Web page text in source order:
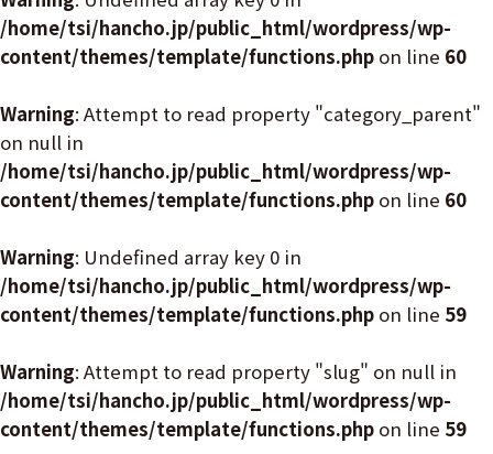
/home/tsi/hancho.jp/public_html/wordpress/wp-
content/themes/template/functions.php on line 60
Warning: Attempt to read property "category_parent"
on null in
/home/tsi/hancho.jp/public_html/wordpress/wp-
content/themes/template/functions.php on line 60
Warning: Undefined array key 0 in
/home/tsi/hancho.jp/public_html/wordpress/wp-
content/themes/template/functions.php on line 59
Warning: Attempt to read property "slug" on null in
/home/tsi/hancho.jp/public_html/wordpress/wp-
content/themes/template/functions.php on line 59